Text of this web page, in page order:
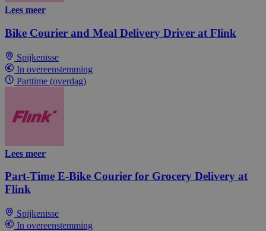
Lees meer
Bike Courier and Meal Delivery Driver at Flink
Spijkenisse
In overeenstemming
Parttime (overdag)
Lees meer
Part-Time E-Bike Courier for Grocery Delivery at
Flink
Spijkenisse
In overeenstemming